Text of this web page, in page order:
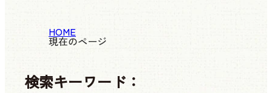
HOME
現在のページ
検索キーワード：